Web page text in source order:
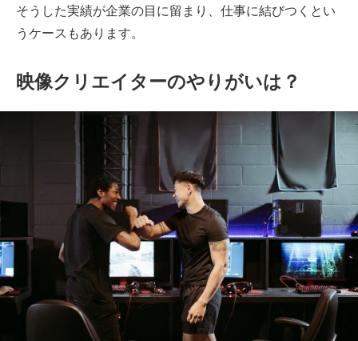
そうした実績が企業の目に留まり、仕事に結びつくとい
うケースもあります。
映像クリエイターのやりがいは？